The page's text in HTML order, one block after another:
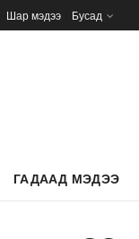
Шар мэдээ Бусад
ГАДААД МЭДЭЭ